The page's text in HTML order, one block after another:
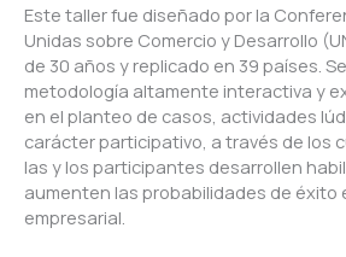
Este taller fue diseñado por la
Unidas sobre Comercio y Desarrollo
de 30 años y replicado en 39 países.
metodología altamente interactiva y
en el planteo de casos, actividades
carácter participativo, a través de los
las y los participantes desarrollen
aumenten las probabilidades de éxito
empresarial.